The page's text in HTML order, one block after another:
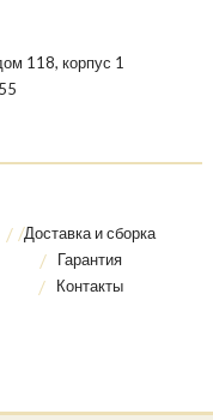
118, корпус 1
Доставка и сборка
Гарантия
Контакты